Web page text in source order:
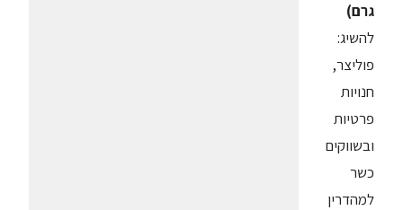
גרם)
להשיג:
פוליצר,
חנויות
פרטיות
ובשווקים
כשר
למהדרין